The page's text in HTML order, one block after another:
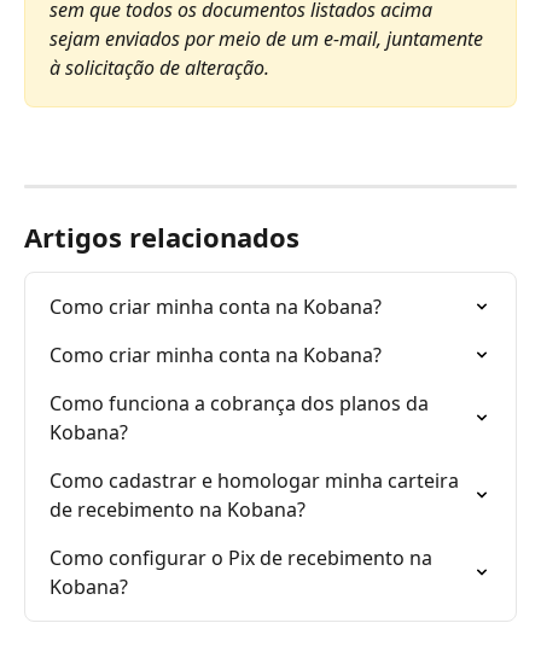
sem que todos os documentos listados acima
sejam enviados por meio de um e-mail, juntamente
à solicitação de alteração.
Artigos relacionados
Como criar minha conta na Kobana?
Como criar minha conta na Kobana?
Como funciona a cobrança dos planos da
Kobana?
Como cadastrar e homologar minha carteira
de recebimento na Kobana?
Como configurar o Pix de recebimento na
Kobana?